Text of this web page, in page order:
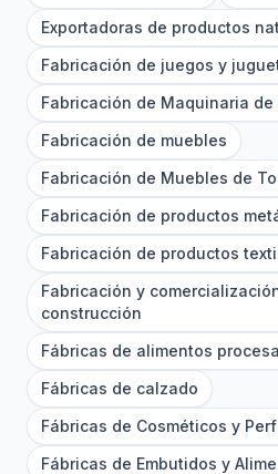
Exportadoras de productos
Fabricación de juegos y
Fabricación de Maquinaria de
Fabricación de muebles
Fabricación de Muebles de
Fabricación de productos
Fabricación de productos
Fabricación y
construcción
Fábricas de alimentos
Fábricas de calzado
Fábricas de Cosméticos y
Fábricas de Embutidos y